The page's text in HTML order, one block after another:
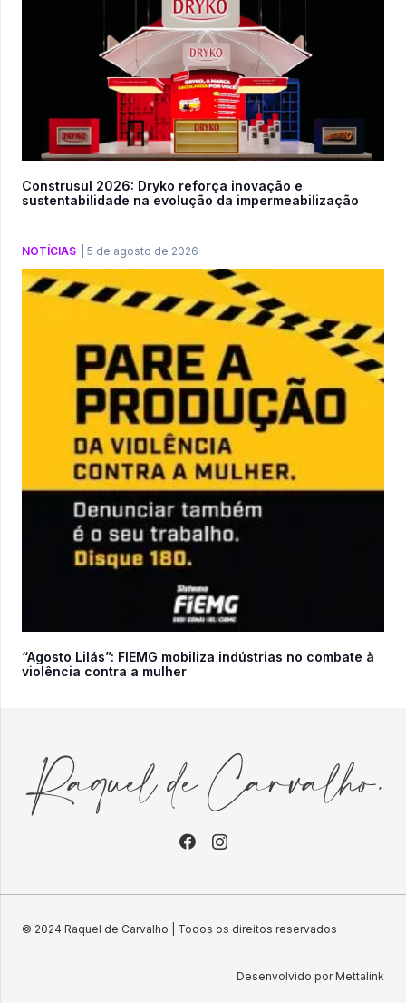
Construsul 2026: Dryko reforça inovação e
sustentabilidade na evolução da impermeabilização
NOTÍCIAS 5 de agosto de 2026
“Agosto Lilás”: FIEMG mobiliza indústrias no combate à
violência contra a mulher
© 2024 Raquel de Carvalho | Todos os direitos reservados
Desenvolvido por Mettalink